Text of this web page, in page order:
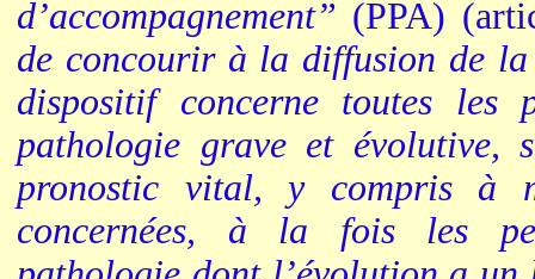
d’accompagnement” (PPA)
de concourir à la diffusion de
dispositif concerne toutes les
pathologie grave et évolutive,
pronostic vital, y compris à
concernées, à la fois les